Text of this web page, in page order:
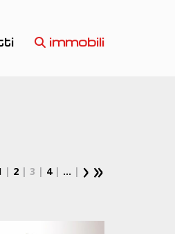
immobili
| 2| 3 | 4| ... |